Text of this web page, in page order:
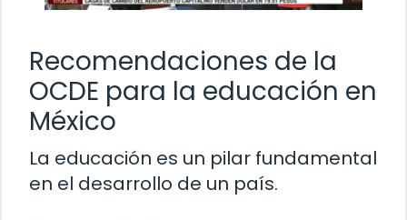
Recomendaciones de la
OCDE para la educación en
México
La educación es un pilar fundamental
en el desarrollo de un país.